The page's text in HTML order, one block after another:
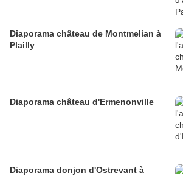
Diaporama château de Montmelian à
Plailly
Diaporama château d'Ermenonville
Diaporama donjon d'Ostrevant à